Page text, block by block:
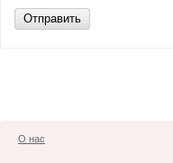
Отправить
О нас